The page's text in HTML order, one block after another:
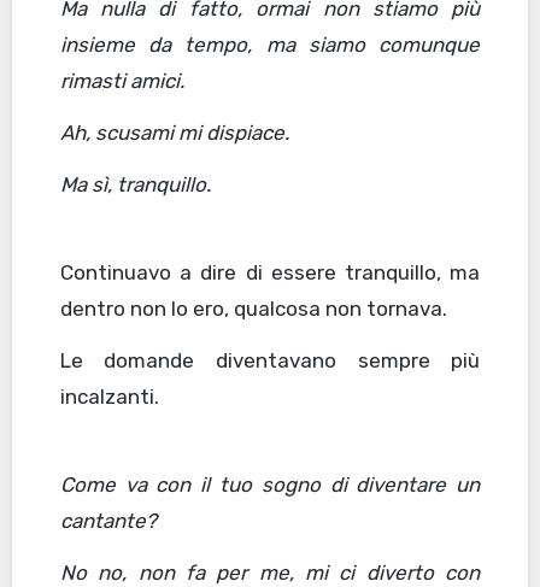
Ma nulla di fatto, ormai non stiamo più
insieme da tempo, ma siamo comunque
rimasti amici.
Ah, scusami mi dispiace.
Ma sì,tranquillo.
Continuavo a dire di essere tranquillo, ma
dentro non lo ero, qualcosa non tornava.
Le domande diventavano sempre più
incalzanti.
Come va con il tuo sogno di diventare un
cantante?
No no, non fa per me, mi ci diverto con